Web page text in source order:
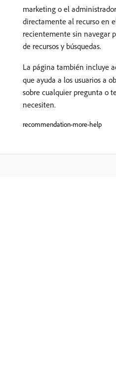
marketing o el
directamente al recurso en
recientemente sin navegar
de recursos y búsquedas.
La página también incluye
que ayuda a los usuarios a
sobre cualquier pregunta o
necesiten.
recommendation-more-help